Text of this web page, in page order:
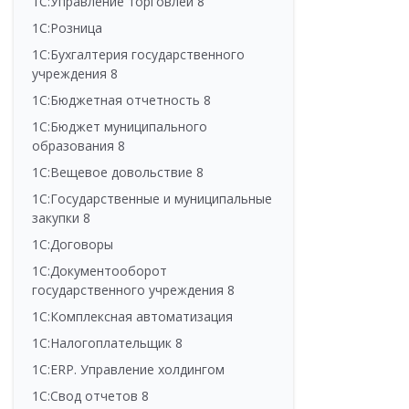
1С:Розница
1С:Бухгалтерия государственного
учреждения 8
1С:Бюджетная отчетность 8
1С:Бюджет муниципального
образования 8
1С:Вещевое довольствие 8
1С:Государственные и муниципальные
закупки 8
1С:Договоры
1С:Документооборот
государственного учреждения 8
1С:Комплексная автоматизация
1С:Налогоплательщик 8
1С:ERP. Управление холдингом
1С:Свод отчетов 8